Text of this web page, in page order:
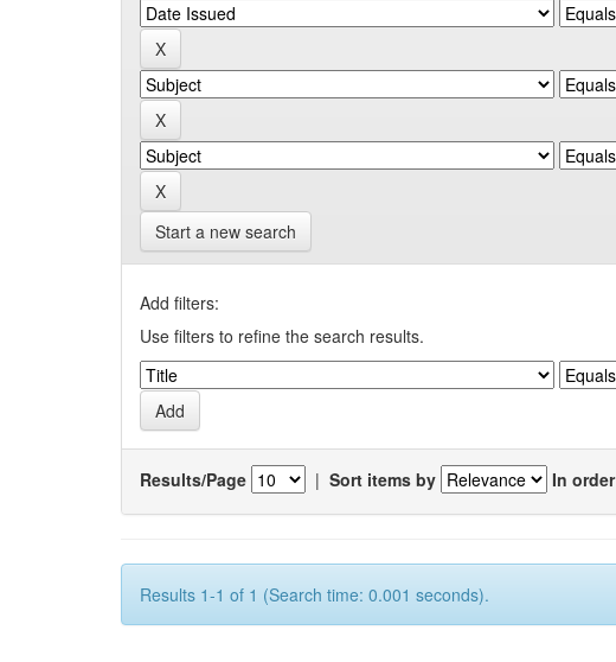
Start a new search
Add filters:
Use filters to refine the search results.
Results/Page | Sort items by In order
Results 1-1 of 1 (Search time: 0.001 seconds).